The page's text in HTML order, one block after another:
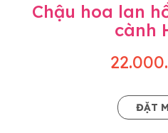
Chậu hoa lan
cành
ĐẶT